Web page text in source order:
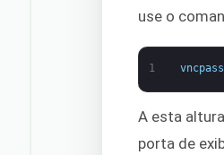
use o
1
A esta
porta de